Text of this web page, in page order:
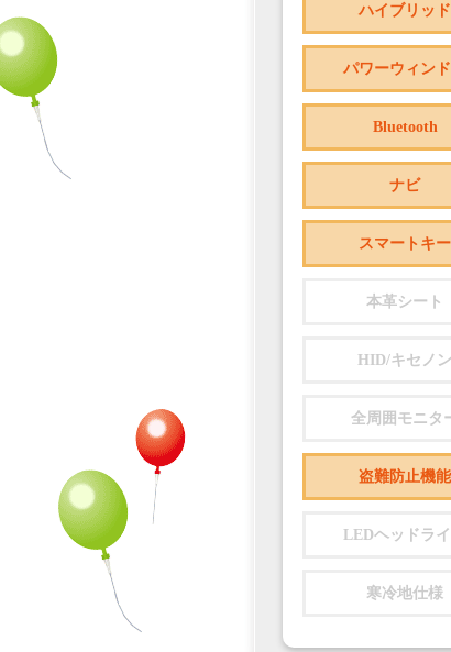
ハイブリッド
パワーウィン
Bluetooth
ナビ
スマートキー
本革シート
HID/キセノン
全周囲モニタ
盗難防止機能
LEDヘッドライ
寒冷地仕様